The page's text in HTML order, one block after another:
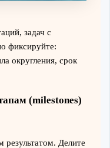
задач с
фиксируйте:
округления, срок
(milestones)
результатом. Делите